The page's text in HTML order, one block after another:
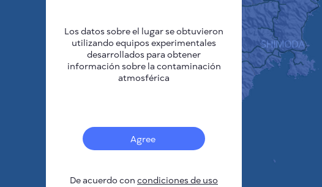
Los datos sobre el lugar se obtuvieron
utilizando equipos experimentales
desarrollados para obtener
información sobre la contaminación
atmosférica
Agree
De acuerdo con condiciones de uso